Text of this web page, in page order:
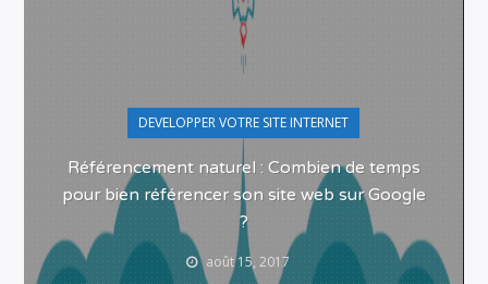
DEVELOPPER VOTRE SITE INTERNET
Référencement naturel : Combien de temps
pour bien référencer son site web sur Google
?
août 15, 2017